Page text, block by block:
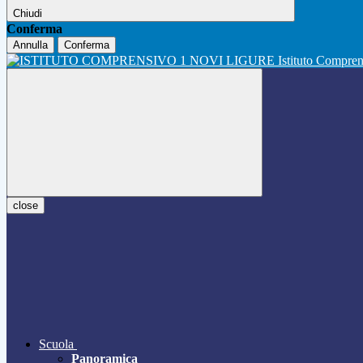
Chiudi
Conferma
Annulla Conferma
Istituto
close
Scuola
Panoramica